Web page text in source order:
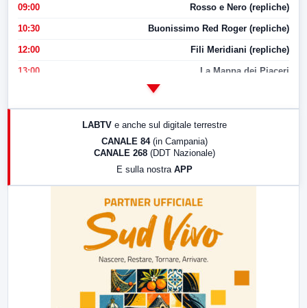
09:00 Rosso e Nero (repliche)
10:30 Buonissimo Red Roger (repliche)
12:00 Fili Meridiani (repliche)
13:00 La Mappa dei Piaceri
LABTV e anche sul digitale terrestre
CANALE 84 (in Campania)
CANALE 268 (DDT Nazionale)
E sulla nostra APP